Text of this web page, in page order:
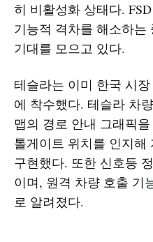
히 비활성화 상태다.
기능적 격차를 해소하는
기대를 모으고 있다.
테슬라는 이미 한국 시
에 착수했다. 테슬라 차
맵의 경로 안내 그래픽
톨게이트 위치를 인지해
구현했다. 또한 신호등
이며, 원격 차량 호출 기
로 알려졌다.